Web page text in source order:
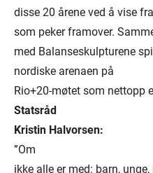
disse 20 årene ved å vise
som peker framover.
med Balanseskulpturene
nordiske arenaen på
Rio+20-møtet som nettopp
Statsråd
Kristin Halvorsen:
”Om
ikke alle er med: barn,